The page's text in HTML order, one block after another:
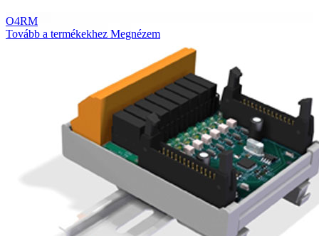
O4RM
Tovább a termékekhez Megnézem